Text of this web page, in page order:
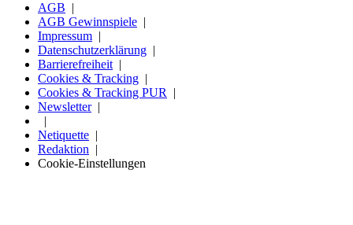
AGB
AGB Gewinnspiele
Impressum
Datenschutzerklärung
Barrierefreiheit
Cookies & Tracking
Cookies & Tracking PUR
Newsletter
Netiquette
Redaktion
Cookie-Einstellungen